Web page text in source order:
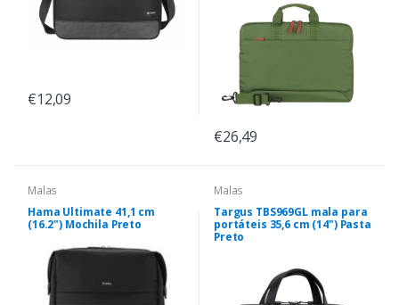
€12,09
€26,49
Malas
Hama Ultimate 41,1 cm
(16.2") Mochila Preto
Malas
Targus TBS969GL mala para
portáteis 35,6 cm (14") Pasta
Preto